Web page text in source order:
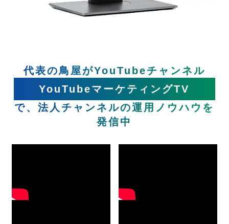
代表の鳥屋がYouTubeチャンネル
YouTubeマーケティングTV
で、法人チャンネルの運用ノウハウを
発信中